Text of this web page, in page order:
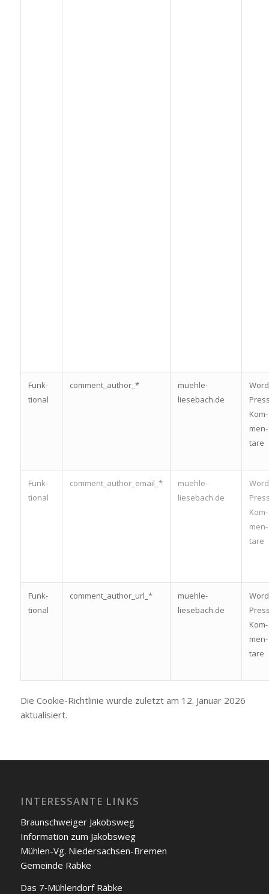
Funk­
tio­nal
comment_author_*
muehle-
liesebach.de
Kom­
men­
ta­re
Funk­
tio­nal
comment_author_email_*
muehle-
liesebach.de
Kom­
men­
ta­re
Funk­
tio­nal
comment_author_url_*
muehle-
liesebach.de
Kom­
men­
ta­re
Die Coo­kie-Richt­li­nie wur­de zuletzt am 12. Janu­ar 2026
aktua­li­siert.
INTERESSANTE LINKS
Braunschweiger Jakobs­weg
Infor­ma­ti­on zum Jakobs­weg
Müh­len-Vg. Nie­der­sach­sen-Bre­men
Gemein­de Räb­ke
Das 7‑Mühlendorf Räb­ke